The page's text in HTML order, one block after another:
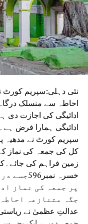
نئی دہلی:سپریم کورٹ
احاطہ سے منسلک
ادائیگی کی اجازت
ادائیگی ہمارا فرض
سپریم کورٹ نے
کل کی جمعہ کی نماز
زمین فراہم کی
خسرہ
پر جمعہ کی نماز
جگہ متنازعہ
عدالتِ عظمیٰ نے